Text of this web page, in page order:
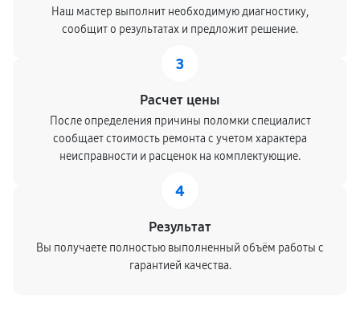
Наш мастер выполнит необходимую диагностику,
сообщит о результатах и предложит решение.
3
Расчет цены
После определения причины поломки специалист
сообщает стоимость ремонта с учетом характера
неисправности и расценок на комплектующие.
4
Результат
Вы получаете полностью выполненный объём работы с
гарантией качества.